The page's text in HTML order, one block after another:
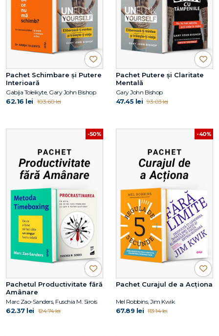
Pachet Schimbare și Putere
Interioară
Gabija Toleikyte, Gary John Bishop
62.16 lei 103.60 lei
Pachet Putere și Claritate
Mentală
Gary John Bishop
47.45 lei 93.03 lei
-50%
Pachetul Productivitate fără
Amânare
Marc Zao-Sanders, Fuschia M. Sirois
62.37 lei 124.74 lei
-40%
Pachet Curajul de a Acționa
Mel Robbins, Jim Kwik
67.89 lei 113.14 lei